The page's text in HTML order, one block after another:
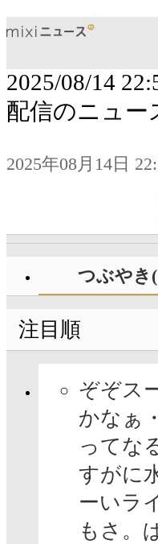
2025/08/14
配信のニュー
2025年08月14日
つぶやき
注目順
ぞぞス
かなぁ
ってな
すがに
ーいラ
もさ。